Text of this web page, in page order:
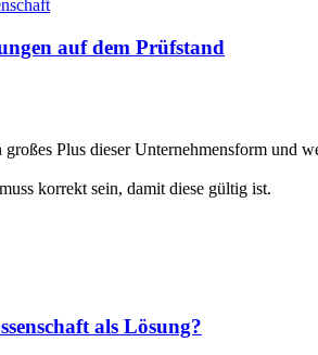
auf dem Prüfstand
Plus dieser Unternehmensform und
korrekt sein, damit diese gültig ist.
als Lösung?